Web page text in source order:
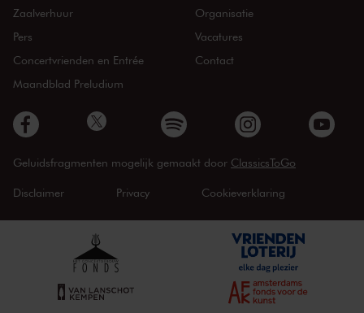
Zaalverhuur
Pers
Concertvrienden en Entrée
Maandblad Preludium
Organisatie
Vacatures
Contact
Geluidsfragmenten mogelijk gemaakt door ClassicsToGo
Disclaimer Privacy Cookieverklaring